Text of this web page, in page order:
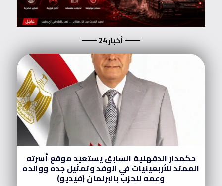
أخبار 24
حكمدار الدقهلية السابق يستعيد موقع أسرته
الممتد للأربعينيات في الوفد وتمثيل جده ووالده
وعمه للحزب بالبرلمان (فيديو)